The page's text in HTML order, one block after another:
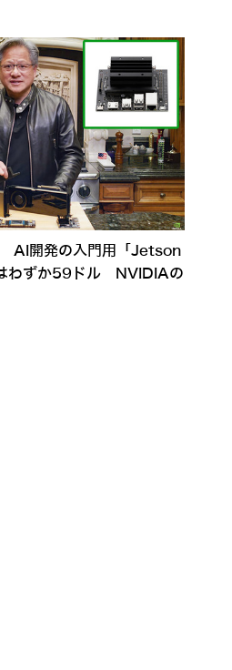
AI開発の入門用「Jetson
わずか59ドル NVIDIAの